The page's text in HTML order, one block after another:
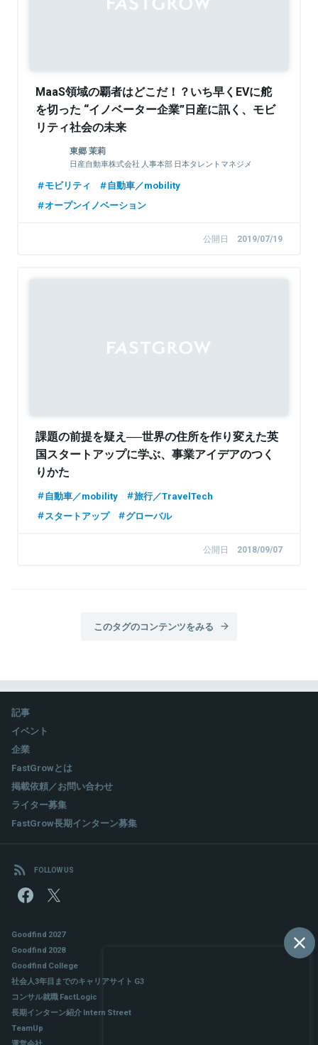
MaaS領域の覇者はどこだ！？いち早くEVに舵
を切った “イノベーター企業”日産に訊く、モビ
リティ社会の未来
東郷 茉莉
日産自動車株式会社 人事本部 日本タレントマネジメ
担（採用・育成）
モビリティ
自動車／mobility
オープンイノベーション
公開日 2019/07/19
課題の前提を疑え──世界の住所を作り変えた英
国スタートアップに学ぶ、事業アイデアのつく
りかた
自動車／mobility
旅行／TravelTech
スタートアップ
グローバル
公開日 2018/09/07
このタグのコンテンツをみる
記事
イベント
企業
FastGrowとは
掲載依頼／お問い合わせ
ライター募集
FastGrow長期インターン募集
FOLLOW US
Goodfind 2027
Goodfind 2028
Goodfind College
社会人3年目までのキャリアサイト G3
コンサル就職 FactLogic
長期インターン紹介 Intern Street
TeamUp